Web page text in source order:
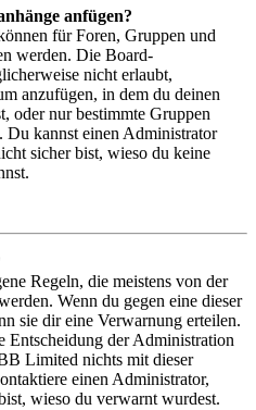
anfügen?
für Foren, Gruppen und
werden. Die Board-
nicht erlaubt,
anzufügen, in dem du deinen
oder nur bestimmte Gruppen
Du kannst einen Administrator
sicher bist, wieso du keine
Regeln, die meistens von der
Wenn du gegen eine dieser
sie dir eine Verwarnung erteilen.
Entscheidung der Administration
Limited nichts mit dieser
einen Administrator,
wieso du verwarnt wurdest.